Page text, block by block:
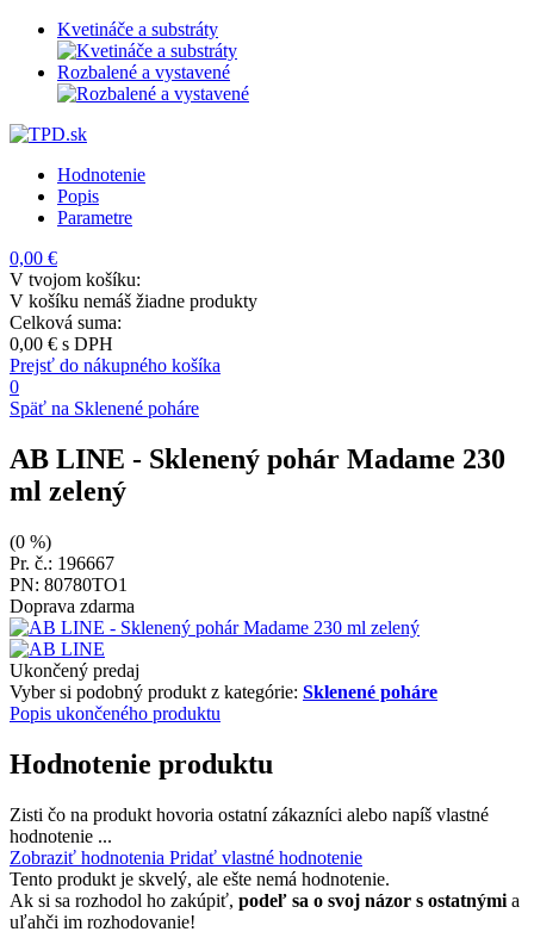
Kvetináče a substráty
Rozbalené a vystavené
Hodnotenie
Popis
Parametre
0,00 €
V tvojom košíku:
V košíku nemáš žiadne produkty
Celková suma:
0,00 € s DPH
Prejsť do nákupného košíka
0
Späť na Sklenené poháre
AB LINE - Sklenený pohár Madame 230
ml zelený
(0 %)
Pr. č.: 196667
PN: 80780TO1
Doprava zdarma
Ukončený predaj
Vyber si podobný produkt z kategórie: Sklenené poháre
Popis ukončeného produktu
Hodnotenie produktu
Zisti čo na produkt hovoria ostatní zákazníci alebo napíš vlastné
hodnotenie ...
Zobraziť hodnotenia Pridať vlastné hodnotenie
Tento produkt je skvelý, ale ešte nemá hodnotenie.
Ak si sa rozhodol ho zakúpiť, podeľ sa o svoj názor s ostatnými a
uľahči im rozhodovanie!